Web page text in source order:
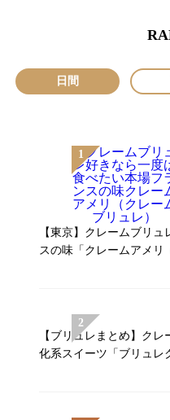
日間
【東京】クレームブリ
スの味「クレームアメリ
【ブリュレまとめ】ク
化系スイーツ「ブリュレ